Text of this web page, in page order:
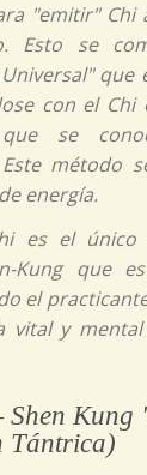
"emitir" Chi
Esto se
que
con el Chi
que se
método
energía.
es el único
Kung que
el
vital y
Kung
Tántrica)